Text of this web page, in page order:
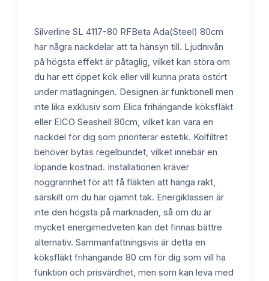
Silverline SL 4117-80 RFBeta Ada(Steel) 80cm
har några nackdelar att ta hänsyn till. Ljudnivån
på högsta effekt är påtaglig, vilket kan störa om
du har ett öppet kök eller vill kunna prata ostört
under matlagningen. Designen är funktionell men
inte lika exklusiv som Elica frihängande köksfläkt
eller EICO Seashell 80cm, vilket kan vara en
nackdel för dig som prioriterar estetik. Kolfiltret
behöver bytas regelbundet, vilket innebär en
löpande kostnad. Installationen kräver
noggrannhet för att få fläkten att hänga rakt,
särskilt om du har ojämnt tak. Energiklassen är
inte den högsta på marknaden, så om du är
mycket energimedveten kan det finnas bättre
alternativ. Sammanfattningsvis är detta en
köksfläkt frihängande 80 cm för dig som vill ha
funktion och prisvärdhet, men som kan leva med